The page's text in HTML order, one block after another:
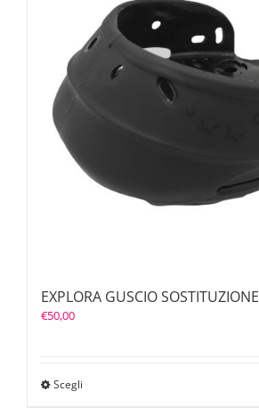
EXPLORA GUSCIO SOSTITUZIONE
€50,00
Scegli